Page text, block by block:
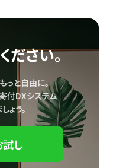
ださい。
っと自由に。
付DXシステム
ょう。
し